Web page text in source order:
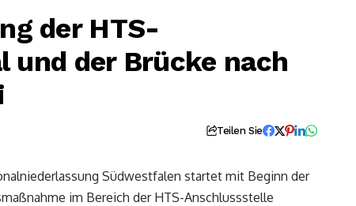
der HTS-
und der Brücke nach
Teilen Sie
Südwestfalen startet mit Beginn der
im Bereich der HTS-Anschlussstelle